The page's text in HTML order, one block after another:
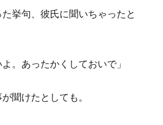
挙句、彼氏に聞いちゃったと
よ。あったかくしておいで」
聞けたとしても。